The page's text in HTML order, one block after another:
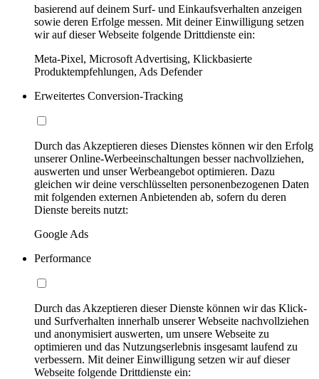
basierend auf deinem Surf- und Einkaufsverhalten anzeigen
sowie deren Erfolge messen. Mit deiner Einwilligung setzen
wir auf dieser Webseite folgende Drittdienste ein:
Meta-Pixel, Microsoft Advertising, Klickbasierte
Produktempfehlungen, Ads Defender
Erweitertes Conversion-Tracking
Durch das Akzeptieren dieses Dienstes können wir den Erfolg
unserer Online-Werbeeinschaltungen besser nachvollziehen,
auswerten und unser Werbeangebot optimieren. Dazu
gleichen wir deine verschlüsselten personenbezogenen Daten
mit folgenden externen Anbietenden ab, sofern du deren
Dienste bereits nutzt:
Google Ads
Performance
Durch das Akzeptieren dieser Dienste können wir das Klick-
und Surfverhalten innerhalb unserer Webseite nachvollziehen
und anonymisiert auswerten, um unsere Webseite zu
optimieren und das Nutzungserlebnis insgesamt laufend zu
verbessern. Mit deiner Einwilligung setzen wir auf dieser
Webseite folgende Drittdienste ein: